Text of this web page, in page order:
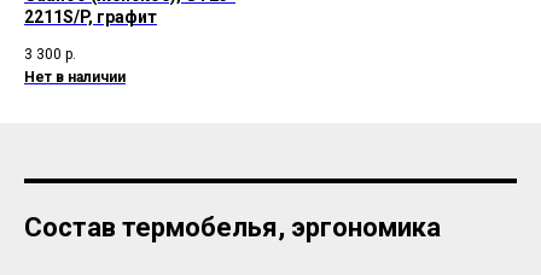
2211S/P, графит
3 300 р.
Нет в наличии
Состав термобелья, эргономика